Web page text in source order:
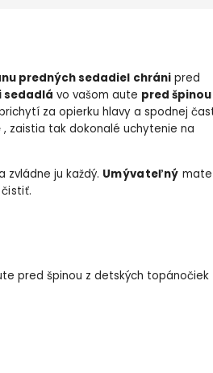
predných sedadiel chráni pred
sedadlá vo vašom aute pred špinou
za opierku hlavy a spodnej
, zaistia tak dokonalé uchytenie na
zvládne ju každý. Umývateľný
pred špinou z detských topánočiek